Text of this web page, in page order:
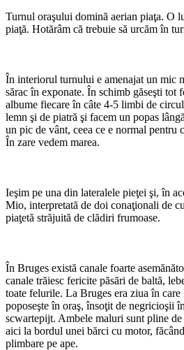
Turnul oraşului domină aerian piaţa. O
piaţă. Hotărâm că trebuie să urcăm în
În interiorul turnului e amenajat un mic
sărac în exponate. În schimb găseşti tot
albume fiecare în câte 4-5 limbi de
lemn şi de piatră şi facem un popas
un pic de vânt, ceea ce e normal pentru
În zare vedem marea.
Ieşim pe una din lateralele pieţei şi, în
Mio, interpretată de doi conaţionali de
piaţetă străjuită de clădiri frumoase.
În Bruges există canale foarte
canale trăiesc fericite păsări de baltă,
toate felurile. La Bruges era ziua în
poposeşte în oraş, însoţit de negricioşii
scwartepijt. Ambele maluri sunt pline
aici la bordul unei bărci cu motor,
plimbare pe ape.